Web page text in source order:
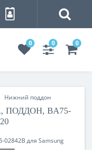
0 0 0
Нижний поддон
BA75-